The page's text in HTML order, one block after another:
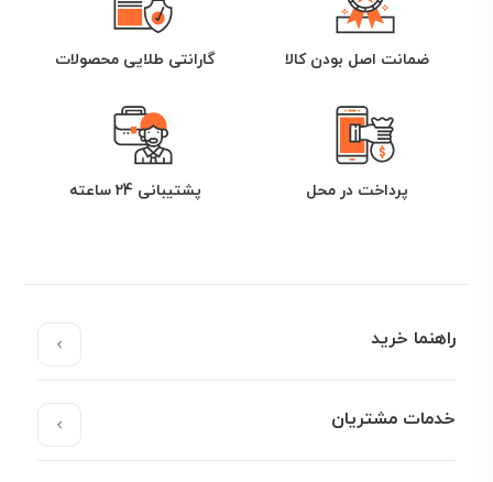
ضمانت اصل بودن کالا گارانتی طلایی محصولات
پرداخت در محل پشتیبانی 24 ساعته
راهنما خرید
خدمات مشتریان